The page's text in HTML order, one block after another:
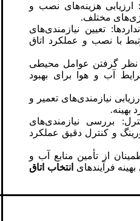
ارزیابی هزینه‌های نصب و
مختلف.
تعیین نیازمندی‌های
با نصب و عملکرد اتاق
نظر گرفتن عوامل محیطی
آب و هوا برای بهبود
نیازمندی‌های تعمیر و
بهینه.
بررسی نیازمندی‌های
و کنترل دقیق عملکرد
از تأمین منابع آب و
فرآیند‌های انتخاب اتاق